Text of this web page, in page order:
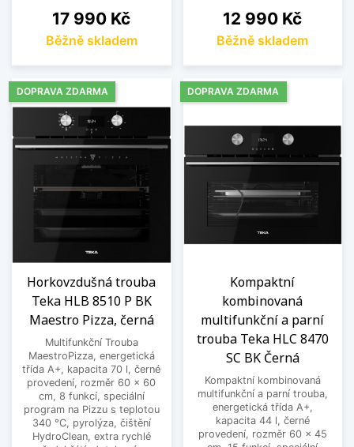
Cena
17 990 Kč
Běžně skladem
Cena
12 990 Kč
Běžně skladem
Horkovzdušná trouba
Teka HLB 8510 P BK
Maestro Pizza, černá
Multifunkční Trouba
MaestroPizza, energetická
třída A+, kapacita 70 l, černé
provedení, rozměr 60 x 60
cm, 8 funkcí, speciální
program na Pizzu s teplotou
340 °C, pyrolýza, čištění
HydroClean, extra rychlé
DOPRAVA ZDARMA
Kompaktní
kombinovaná
multifunkční a parní
trouba Teka HLC 8470
SC BK Černá
Kompaktní kombinovaná
multifunkční a parní trouba,
energetická třída A+,
kapacita 44 l, černé
provedení, rozměr 60 x 45
DOPRAVA ZDARMA